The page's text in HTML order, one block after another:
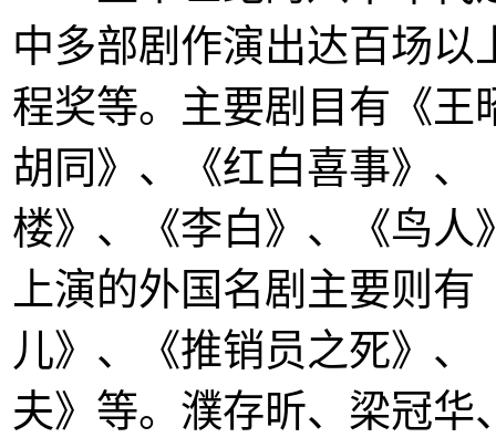
中多部剧作演出达百场
程奖等。主要剧目有《王
胡同》、《红白喜事》、
楼》、《李白》、《鸟人
上演的外国名剧主要则有
儿》、《推销员之死》
夫》等。濮存昕、梁冠华